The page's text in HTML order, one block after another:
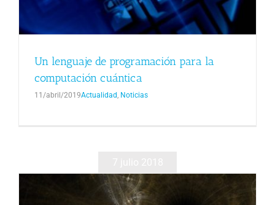
Un lenguaje de programación para la
computación cuántica
11/abril/2019Actualidad, Noticias